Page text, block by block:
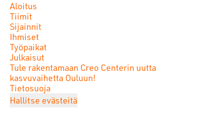
Aloitus
Tiimit
Sijainnit
Ihmiset
Työpaikat
Julkaisut
Tule rakentamaan Creo Centerin uutta
kasvuvaihetta Ouluun!
Tietosuoja
Hallitse evästeitä